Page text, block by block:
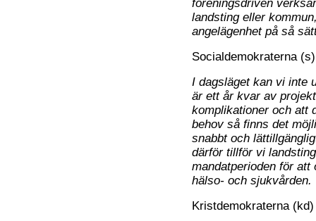
föreningsdriven
landsting eller
angelägenhet på så
Socialdemokraterna (s)
I dagsläget kan vi inte
är ett år kvar av
komplikationer och att
behov så finns det
snabbt och
därför tillför vi
mandatperioden för
hälso- och sjukvården.
Kristdemokraterna (kd)